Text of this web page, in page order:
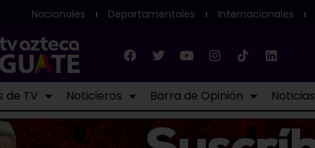
Nacionales Departamentales Internacionales
de TV Noticieros Barra de Opinión